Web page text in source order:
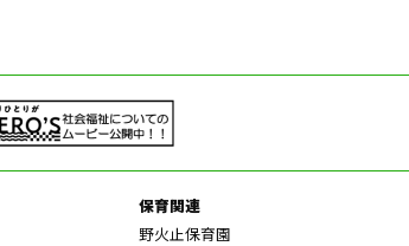
保育関連
野火止保育園